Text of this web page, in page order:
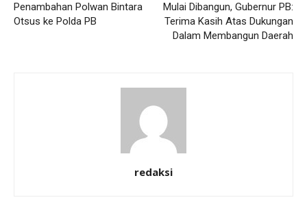
Penambahan Polwan Bintara
Otsus ke Polda PB
Mulai Dibangun, Gubernur PB:
Terima Kasih Atas Dukungan
Dalam Membangun Daerah
redaksi